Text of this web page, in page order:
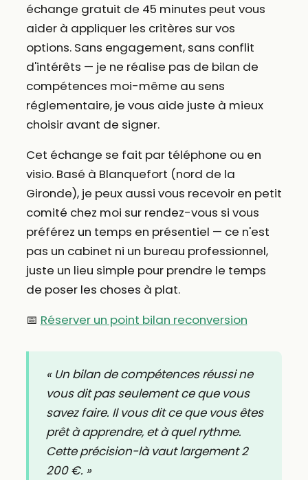
échange gratuit de 45 minutes peut vous
aider à appliquer les critères sur vos
options. Sans engagement, sans conflit
d'intérêts — je ne réalise pas de bilan de
compétences moi-même au sens
réglementaire, je vous aide juste à mieux
choisir avant de signer.
Cet échange se fait par téléphone ou en
visio. Basé à Blanquefort (nord de la
Gironde), je peux aussi vous recevoir en petit
comité chez moi sur rendez-vous si vous
préférez un temps en présentiel — ce n'est
pas un cabinet ni un bureau professionnel,
juste un lieu simple pour prendre le temps
de poser les choses à plat.
📅 Réserver un point bilan reconversion
« Un bilan de compétences réussi ne
vous dit pas seulement ce que vous
savez faire. Il vous dit ce que vous êtes
prêt à apprendre, et à quel rythme.
Cette précision-là vaut largement 2
200 €. »